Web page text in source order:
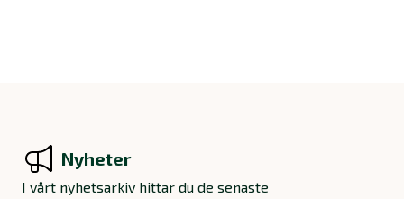
Nyheter
I vårt nyhetsarkiv hittar du de senaste